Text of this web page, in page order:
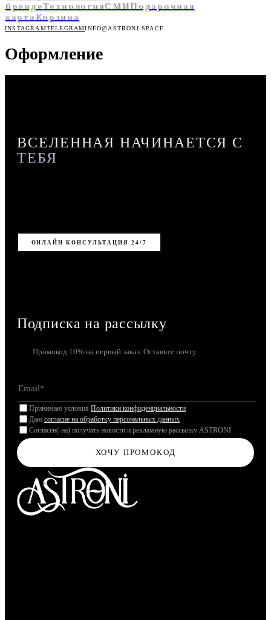
брендеТехнологияСМИПодарочная
карта Корзина
INSTAGRAMTELEGRAMINFO@ASTRONI.SPACE
Оформление
ВСЕЛЕННАЯ НАЧИНАЕТСЯ С
ТЕБЯ
ОНЛАЙН КОНСУЛЬТАЦИЯ 24/7
Подписка на рассылку
Промокод 10% на первый заказ. Оставьте почту.
Принимаю условия Политики конфиденциальности
Даю согласие на обработку персональных данных
Согласен(-на) получать новости и рекламную рассылку ASTRONI
ХОЧУ ПРОМОКОД